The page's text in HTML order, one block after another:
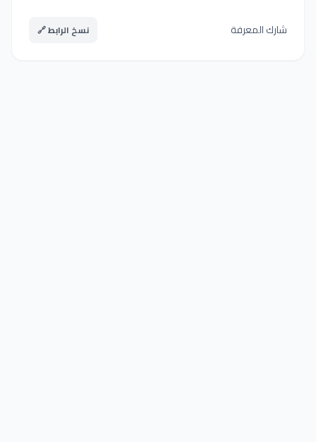
شارك المعرفة نسخ الرابط 🔗